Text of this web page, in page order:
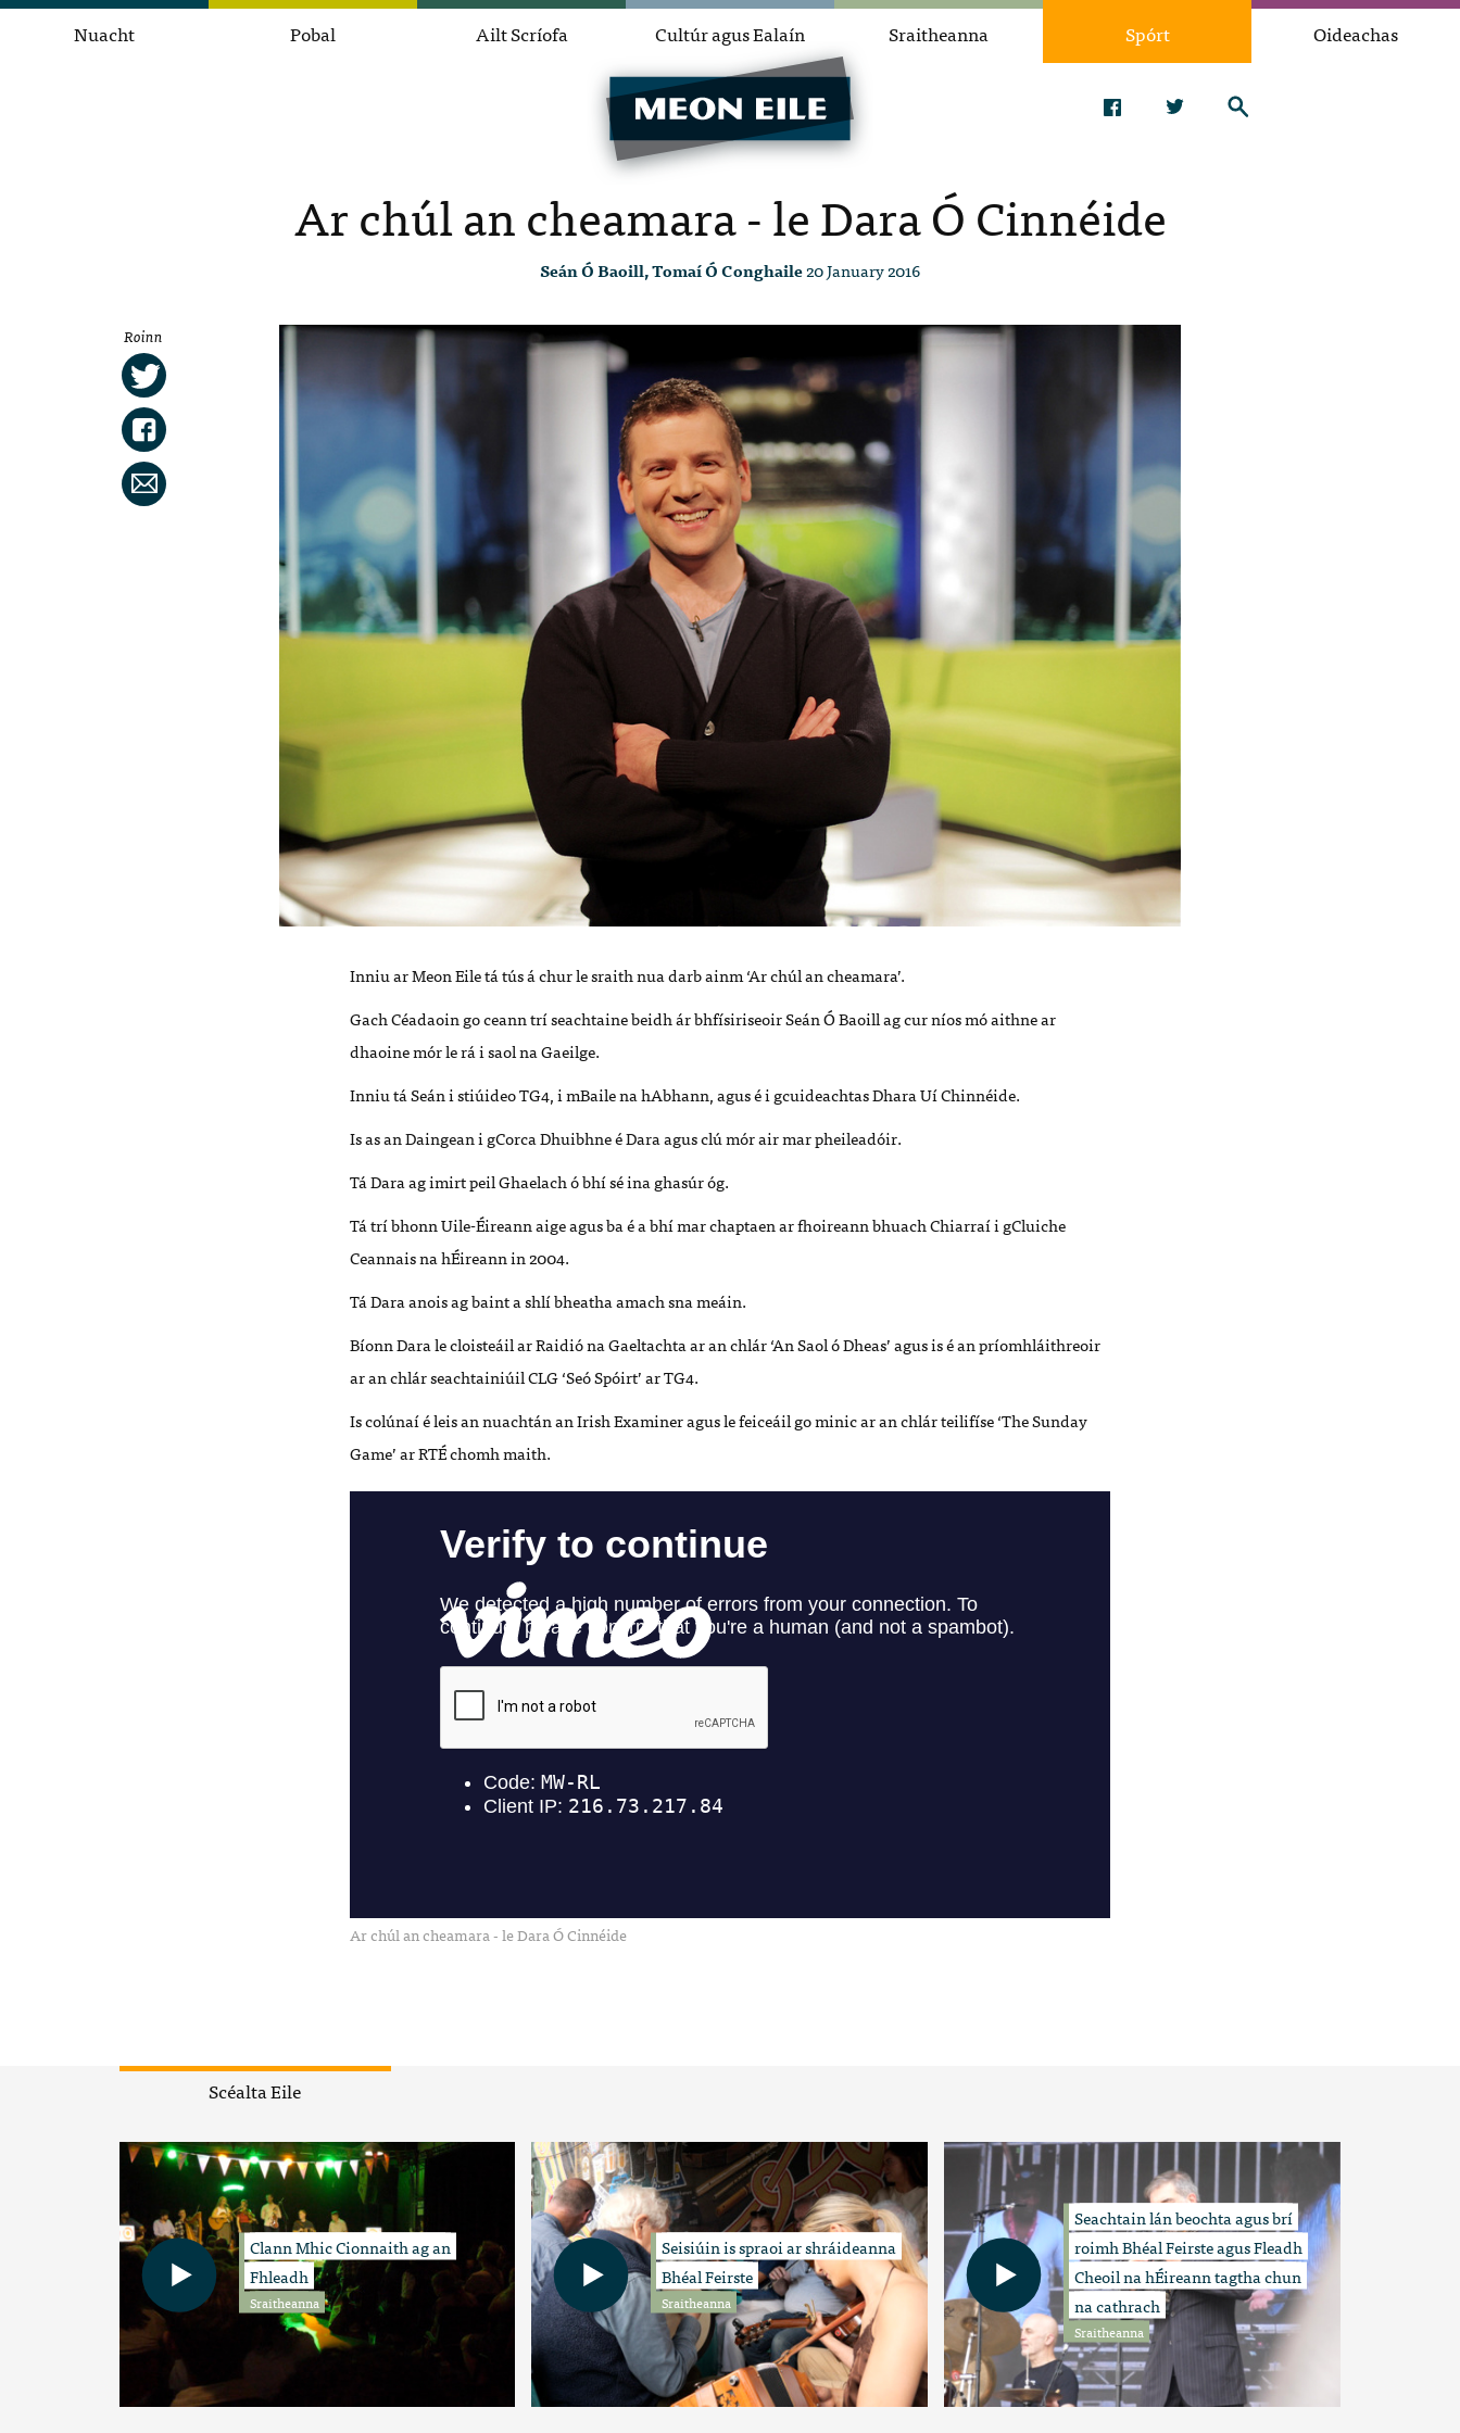
Nuacht Pobal Ailt Scríofa Cultúr agus Ealaín Sraitheanna Spórt Oideachas
Ar chúl an cheamara - le Dara Ó Cinnéide
Seán Ó Baoill, Tomaí Ó Conghaile20 January 2016
Roinn
Inniu ar Meon Eile tá tús á chur le sraith nua darb ainm ‘Ar chúl an cheamara’.
Gach Céadaoin go ceann trí seachtaine beidh ár bhfísiriseoir Seán Ó Baoill ag cur níos mó aithne ar
dhaoine mór le rá i saol na Gaeilge.
Inniu tá Seán i stiúideo TG4, i mBaile na hAbhann, agus é i gcuideachtas Dhara Uí Chinnéide.
Is as an Daingean i gCorca Dhuibhne é Dara agus clú mór air mar pheileadóir.
Tá Dara ag imirt peil Ghaelach ó bhí sé ina ghasúr óg.
Tá trí bhonn Uile-Éireann aige agus ba é a bhí mar chaptaen ar fhoireann bhuach Chiarraí i gCluiche
Ceannais na hÉireann in 2004.
Tá Dara anois ag baint a shlí bheatha amach sna meáin.
Bíonn Dara le cloisteáil ar Raidió na Gaeltachta ar an chlár ‘An Saol ó Dheas’ agus is é an príomhláithreoir
ar an chlár seachtainiúilCLG‘Seó Spóirt’ ar TG4.
Is colúnaí é leis an nuachtán an Irish Examiner agus le feiceáil go minic ar an chlár teilifíse ‘The Sunday
Game’ ar RTÉ chomh maith.
Ar chúl an cheamara - le Dara Ó Cinnéide
Scéalta Eile
Clann Mhic Cionnaith ag an
Fhleadh
Sraitheanna
Seisiúin is spraoi ar shráideanna
Bhéal Feirste
Sraitheanna
Seachtain lán beochta agus brí
roimh Bhéal Feirste agus Fleadh
Cheoil na hÉireann tagtha chun
na cathrach
Sraitheanna